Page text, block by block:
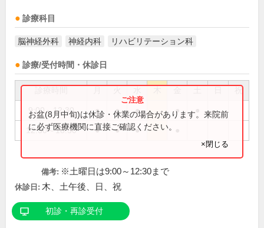
診療科目
脳神経外科 神経内科 リハビリテーション科
診療/受付時間・休診日
祝
9:00～12:30 ● ● ● ●
12:30～18:30 ● ● ●
お盆(8月中旬)は休診・休業の場合があります。来院前
に必ず医療機関に直接ご確認ください。
×閉じる
備考: ※土曜日は9:00～12:30まで
休診日: 木、土午後、日、祝
初診・再診受付